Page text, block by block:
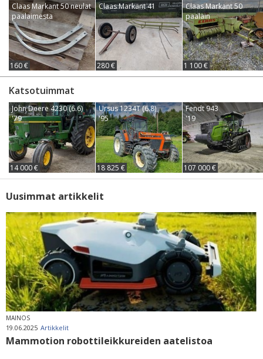
Claas Markant 50 neulat
paalaimesta
160 €
Claas Markant 41
280 €
Claas Markant 50
paalain
1 100 €
Katsotuimmat
John Deere 4230 (6.6)
'79
14 000 €
Ursus 1234T (6.8)
'95
18 825 €
Fendt 943
'19
107 000 €
Uusimmat artikkelit
MAINOS
19.06.2025 Artikkelit
Mammotion robottileikkureiden aatelistoa